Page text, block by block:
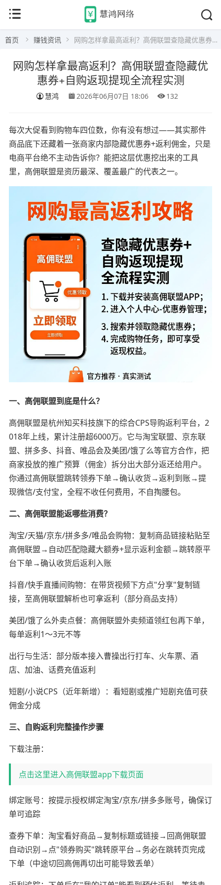
首页 赚钱资讯 网购怎样拿最高返利？高佣联盟查隐藏优惠券+自购返现提现全流程实测
网购怎样拿最高返利？高佣联盟查隐藏优
惠券+自购返现提现全流程实测
慧鸿 2026年06月07日 18:06 132
每次大促看到购物车四位数，你有没有想过——其实那件
商品底下还藏着一张商家内部隐藏优惠券+返利佣金，只是
电商平台绝不主动告诉你？能把这层优惠挖出来的工具
里，高佣联盟是资历最深、覆盖最广的代表之一。
一、高佣联盟到底是什么？
高佣联盟是杭州知买科技旗下的综合CPS导购返利平台，2
018年上线，累计注册超6000万。它与淘宝联盟、京东联
盟、拼多多、抖音、唯品会及美团/饿了么等官方合作，把
商家投放的推广预算（佣金）拆分出大部分返还给用户。
你通过高佣联盟跳转领券下单→确认收货→返利到账→提
现微信/支付宝，全程不收任何费用，不自掏腰包。
二、高佣联盟能返哪些消费？
淘宝/天猫/京东/拼多多/唯品会购物：复制商品链接粘贴至
高佣联盟→自动匹配隐藏大额券+显示返利金额→跳转原平
台下单→确认收货后返利入账
抖音/快手直播间购物：在带货视频下方点"分享"复制链
接，至高佣联盟解析也可拿返利（部分商品支持）
美团/饿了么外卖点餐：高佣联盟外卖频道领红包再下单，
每单返利1～3元不等
出行与生活：部分版本接入曹操出行打车、火车票、酒
店、加油、话费充值返利
短剧/小说CPS（近年新增）：看短剧或推广短剧充值可获
佣金分成
三、自购返利完整操作步骤
下载注册：
点击这里进入高佣联盟app下载页面
绑定账号：按提示授权绑定淘宝/京东/拼多多账号，确保订
单可追踪
查券下单：淘宝看好商品→复制标题或链接→回高佣联盟
自动识别→点"领券购买"跳转原平台→务必在跳转页完成
下单（中途切回高佣再切出可能导致丢单）